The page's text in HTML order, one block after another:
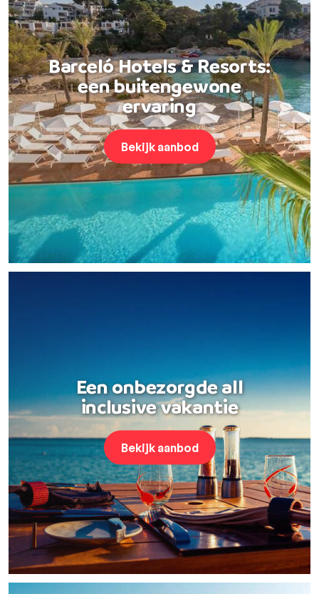
Barceló Hotels & Resorts:
een buitengewone
ervaring
Bekijk aanbod
Een onbezorgde all
inclusive vakantie
Bekijk aanbod